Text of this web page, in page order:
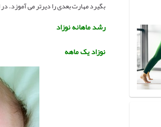
بگیرد مهارت بعدی را دیرتر می آموزد.
رشد ماهانه نوزاد
نوزاد یک ماهه